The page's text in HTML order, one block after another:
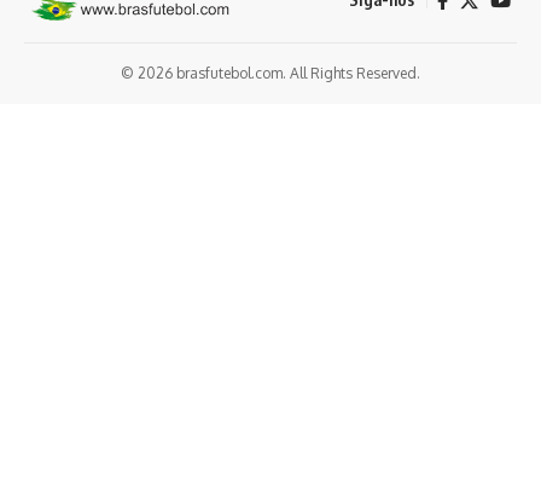
© 2026 brasfutebol.com. All Rights Reserved.